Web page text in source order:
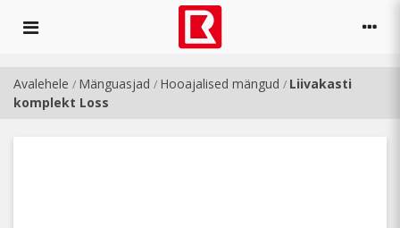
Avalehele / Mänguasjad / Hooajalised mängud / Liivakasti
komplekt Loss